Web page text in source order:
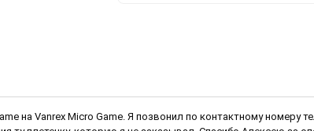
на Vanrex Micro Game. Я позвонил по контактному номеру